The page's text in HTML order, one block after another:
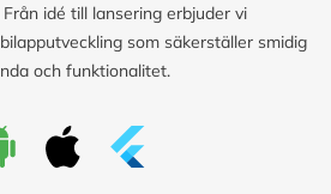
idé till lansering erbjuder vi
som säkerställer smidig
och funktionalitet.